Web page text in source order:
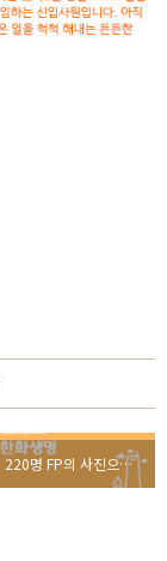
220명 FP의 사진으로 만든 대형 현수막, 그 진실은?